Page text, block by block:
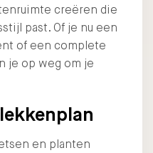
creëren die
past. Of je nu een
of een complete
je op weg om je
en planten